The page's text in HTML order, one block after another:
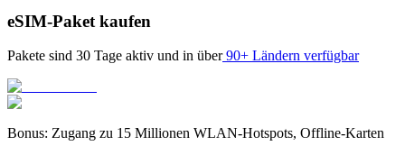
eSIM-Paket kaufen
Pakete sind 30 Tage aktiv und in über 90+ Ländern verfügbar
Bonus: Zugang zu 15 Millionen WLAN-Hotspots, Offline-Karten